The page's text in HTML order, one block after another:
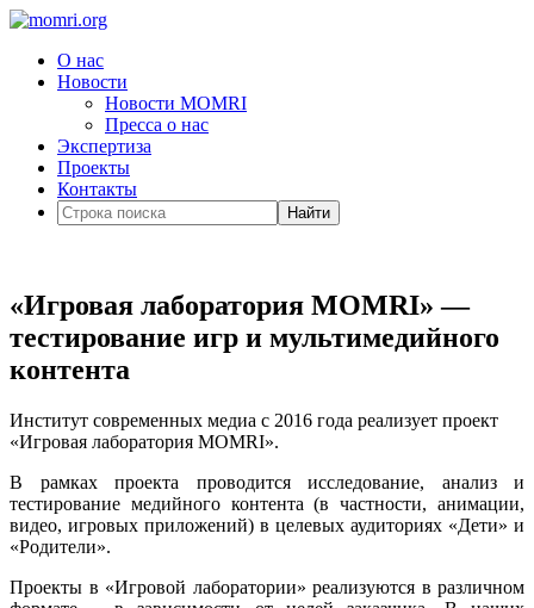
О нас
Новости
Новости MOMRI
Пресса о нас
Экспертиза
Проекты
Контакты
Найти
«Игровая лаборатория MOMRI» —
тестирование игр и мультимедийного
контента
Институт современных медиа с 2016 года реализует проект
«Игровая лаборатория MOMRI».
В рамках проекта проводится исследование, анализ и
тестирование медийного контента (в частности, анимации,
видео, игровых приложений) в целевых аудиториях «Дети» и
«Родители».
Проекты в «Игровой лаборатории» реализуются в различном